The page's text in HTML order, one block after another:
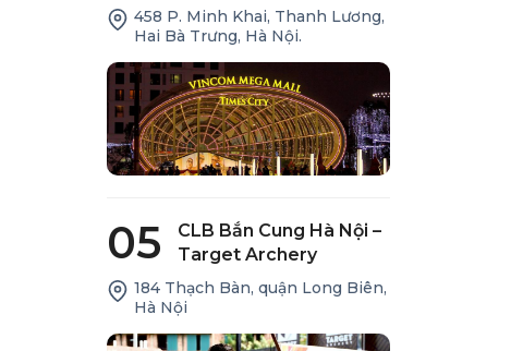
458 P. Minh Khai, Thanh Lương,
Hai Bà Trưng, Hà Nội.
05
CLB Bắn Cung Hà Nội –
Target Archery
184 Thạch Bàn, quận Long Biên,
Hà Nội